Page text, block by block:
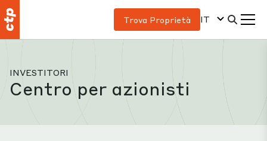
Trova Proprietà IT
INVESTITORI
Centro per azionisti